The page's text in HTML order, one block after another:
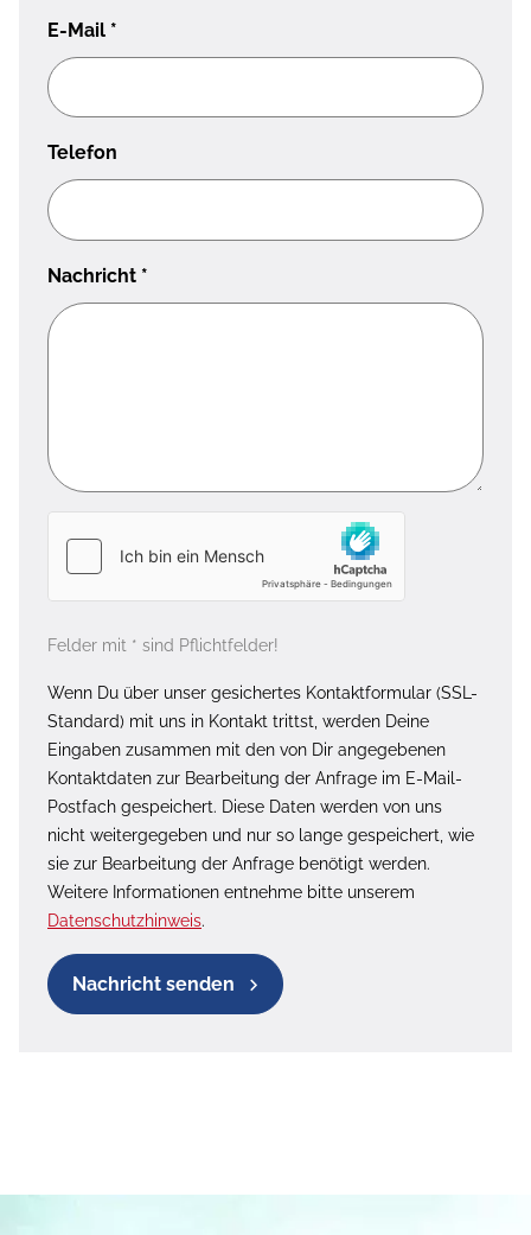
E-Mail *
Telefon
Nachricht *
Felder mit * sind Pflichtfelder!
Wenn Du über unser gesichertes Kontaktformular (SSL-
Standard) mit uns in Kontakt trittst, werden Deine
Eingaben zusammen mit den von Dir angegebenen
Kontaktdaten zur Bearbeitung der Anfrage im E-Mail-
Postfach gespeichert. Diese Daten werden von uns
nicht weitergegeben und nur so lange gespeichert, wie
sie zur Bearbeitung der Anfrage benötigt werden.
Weitere Informationen entnehme bitte unserem
Datenschutzhinweis.
Nachricht senden